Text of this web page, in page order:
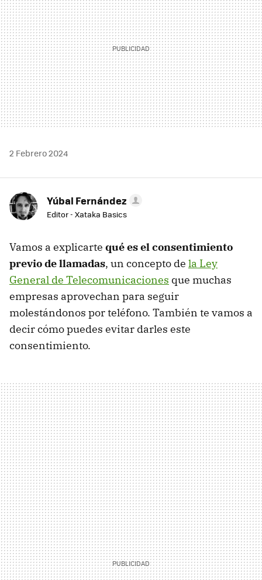
2 Febrero 2024
Yúbal Fernández
Editor - Xataka Basics
Vamos a explicarte qué es el consentimiento
previo de llamadas, un concepto de la Ley
General de Telecomunicaciones que muchas
empresas aprovechan para seguir
molestándonos por teléfono. También te vamos a
decir cómo puedes evitar darles este
consentimiento.